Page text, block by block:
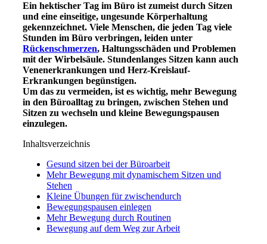
Ein hektischer Tag im Büro ist zumeist durch Sitzen
und eine einseitige, ungesunde Körperhaltung
gekennzeichnet. Viele Menschen, die jeden Tag viele
Stunden im Büro verbringen, leiden unter
Rückenschmerzen, Haltungsschäden und Problemen
mit der Wirbelsäule. Stundenlanges Sitzen kann auch
Venenerkrankungen und Herz-Kreislauf-
Erkrankungen begünstigen.
Um das zu vermeiden, ist es wichtig, mehr Bewegung
in den Büroalltag zu bringen, zwischen Stehen und
Sitzen zu wechseln und kleine Bewegungspausen
einzulegen.
Inhaltsverzeichnis
Gesund sitzen bei der Büroarbeit
Mehr Bewegung mit dynamischem Sitzen und
Stehen
Kleine Übungen für zwischendurch
Bewegungspausen einlegen
Mehr Bewegung durch Routinen
Bewegung auf dem Weg zur Arbeit